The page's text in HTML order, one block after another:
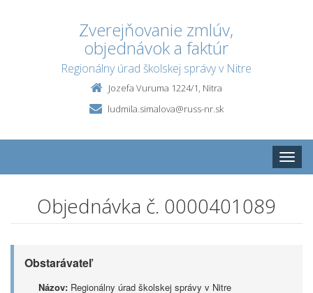
Zverejňovanie zmlúv,
objednávok a faktúr
Regionálny úrad školskej správy v Nitre
Jozefa Vuruma 1224/1, Nitra
ludmila.simalova@russ-nr.sk
Toggle
Objednávka č. 0000401089
Obstarávateľ
Názov: Regionálny úrad školskej správy v Nitre